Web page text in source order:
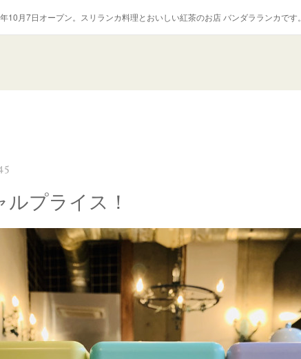
10月7日オープン。スリランカ料理とおいしい紅茶のお店 バンダラランカです。
プライス！